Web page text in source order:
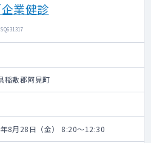
業健診
稲敷郡阿見町
8月28日（金） 8:20～12:30